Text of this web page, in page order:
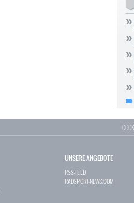
UNSERE ANGEBOTE
RSS-FEED
RADSPORT-NEWS.COM